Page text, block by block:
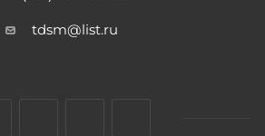
tdsm@list.ru